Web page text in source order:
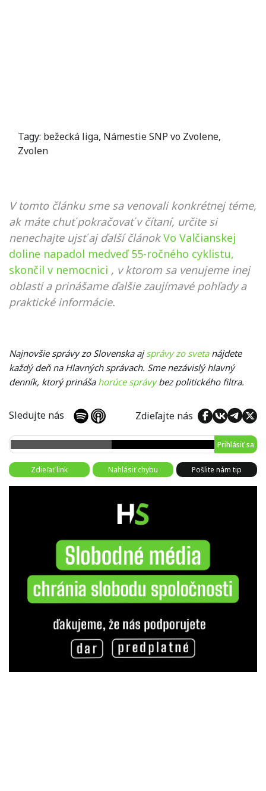
Tagy: bežecká liga, Námestie SNP vo Zvolene,
Zvolen
V tomto článku sme sa venovali konkrétnej téme,
ak máte chuť pokračovať v čítaní, určite si
nenechajte ujsť aj ďalší článok Vo Valčianskej
doline napadol medveď 55-ročného cyklistu,
skončil v nemocnici , v ktorom sa venujeme inej
oblasti a prinášame ďalšie zaujímavé pohľady a
praktické informácie.
Najnovšie správy zo Slovenska ajsprávy zo svetanájdete
každý deň na Hlavných správach. Sme nezávislý hlavný
denník, ktorý prináša horúce správybez politického filtra.
Sledujte nás Zdieľajte nás
Prihlásiť sa
Zdieľať link Nahlásiť chybu Pošlite nám tip